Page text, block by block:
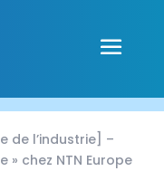
de l’industrie] –
» chez NTN Europe